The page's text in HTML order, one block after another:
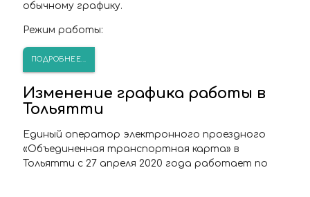
обычному графику.
Режим работы:
ПОДРОБНЕЕ...
Изменение графика работы в
Тольятти
Единый оператор электронного проездного
«Объединенная транспортная карта» в
Тольятти с 27 апреля 2020 года работает по